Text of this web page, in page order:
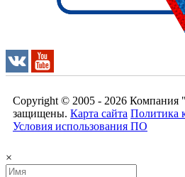
Copyright © 2005 - 2026 Компания
защищены. Карта сайта Политика
Условия использования ПО
×